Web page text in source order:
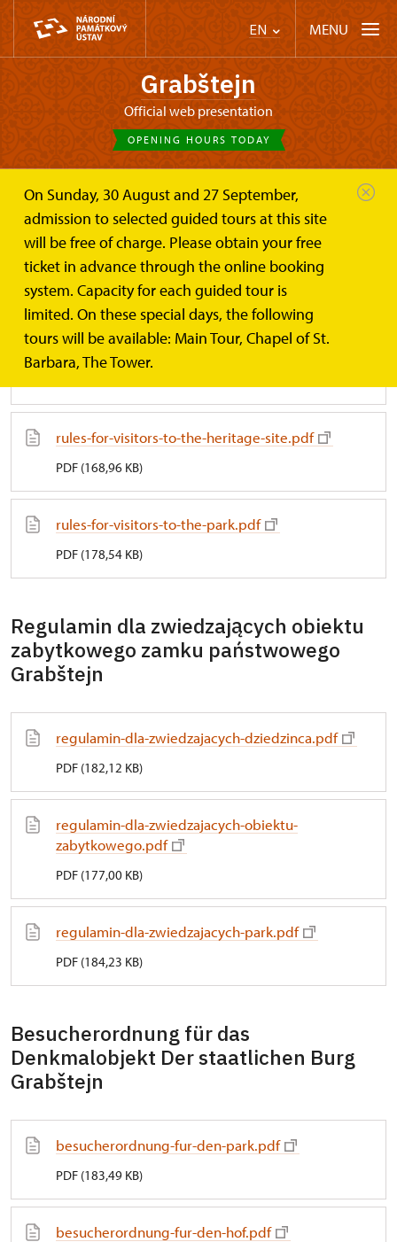
EN MENU
Grabštejn
Official web presentation
OPENING HOURS TODAY
On Sunday, 30 August and 27 September,
admission to selected guided tours at this site
will be free of charge. Please obtain your free
ticket in advance through the online booking
system. Capacity for each guided tour is
limited. On these special days, the following
tours will be available: Main Tour, Chapel of St.
Barbara, The Tower.
Castle Café Plan your visit Rules for visitors
Rules for visitors to the heritage
site of the State Castle Grabštejn
rules-for-visitors-to-the-courtyard.pdf
rules-for-visitors-to-the-heritage-site.pdf
PDF (168,96 KB)
rules-for-visitors-to-the-park.pdf
PDF (178,54 KB)
Regulamin dla zwiedzających obiektu
zabytkowego zamku państwowego
Grabštejn
regulamin-dla-zwiedzajacych-dziedzinca.pdf
PDF (182,12 KB)
regulamin-dla-zwiedzajacych-obiektu-
zabytkowego.pdf
PDF (177,00 KB)
regulamin-dla-zwiedzajacych-park.pdf
PDF (184,23 KB)
Besucherordnung für das
Denkmalobjekt Der staatlichen Burg
Grabštejn
besucherordnung-fur-den-park.pdf
PDF (183,49 KB)
besucherordnung-fur-den-hof.pdf